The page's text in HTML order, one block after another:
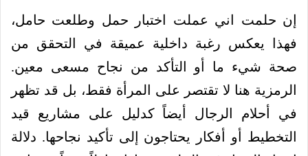
إن حلمت اني عملت اختبار حمل وطلعت حامل،
فهذا يعكس رغبة داخلية عميقة في التحقق من
صحة شيء ما أو التأكد من نجاح مسعى معين.
الرمزية هنا لا تقتصر على المرأة فقط، بل قد تظهر
في أحلام الرجال أيضاً كدليل على مشاريع قيد
التخطيط أو أفكار يحتاجون إلى تأكيد نجاحها. دلالة